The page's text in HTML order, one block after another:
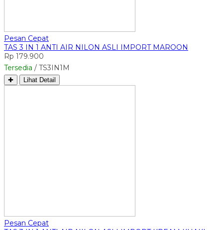
Pesan Cepat
TAS 3 IN 1 ANTI AIR NILON ASLI IMPORT MAROON
Rp 179.900
Tersedia / TS3IN1M
✚ Lihat Detail
Pesan Cepat